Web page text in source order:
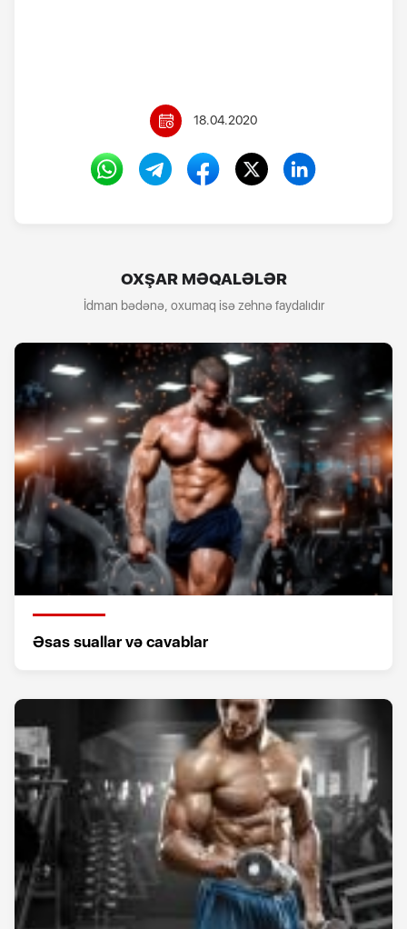
18.04.2020
OXŞAR MƏQALƏLƏR
İdman bədənə, oxumaq isə zehnə faydalıdır
Əsas suallar və cavablar